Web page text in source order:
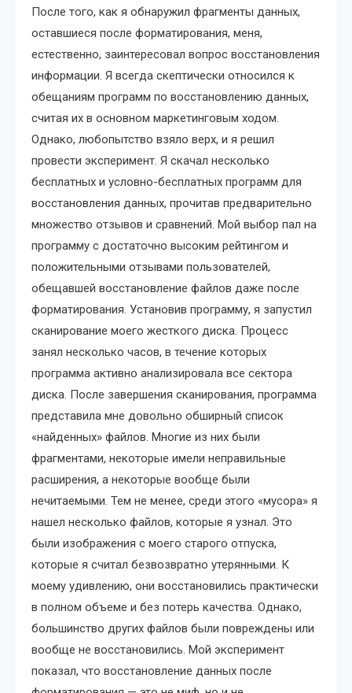
После того, как я обнаружил фрагменты данных,
оставшиеся после форматирования, меня,
естественно, заинтересовал вопрос восстановления
информации. Я всегда скептически относился к
обещаниям программ по восстановлению данных,
считая их в основном маркетинговым ходом.
Однако, любопытство взяло верх, и я решил
провести эксперимент. Я скачал несколько
бесплатных и условно-бесплатных программ для
восстановления данных, прочитав предварительно
множество отзывов и сравнений. Мой выбор пал на
программу с достаточно высоким рейтингом и
положительными отзывами пользователей,
обещавшей восстановление файлов даже после
форматирования. Установив программу, я запустил
сканирование моего жесткого диска. Процесс
занял несколько часов, в течение которых
программа активно анализировала все сектора
диска. После завершения сканирования, программа
представила мне довольно обширный список
«найденных» файлов. Многие из них были
фрагментами, некоторые имели неправильные
расширения, а некоторые вообще были
нечитаемыми. Тем не менее, среди этого «мусора» я
нашел несколько файлов, которые я узнал. Это
были изображения с моего старого отпуска,
которые я считал безвозвратно утерянными. К
моему удивлению, они восстановились практически
в полном объеме и без потерь качества. Однако,
большинство других файлов были повреждены или
вообще не восстановились. Мой эксперимент
показал, что восстановление данных после